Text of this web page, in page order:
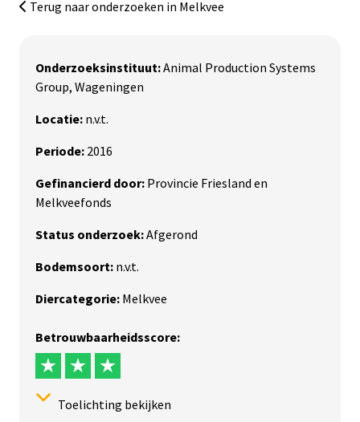
Terug naar onderzoeken in Melkvee
Onderzoeksinstituut:Animal Production Systems
Group, Wageningen
Locatie: n.v.t.
Periode: 2016
Gefinancierd door: Provincie Friesland en
Melkveefonds
Status onderzoek:Afgerond
Bodemsoort: n.v.t.
Diercategorie: Melkvee
Betrouwbaarheidsscore:
Toelichting bekijken